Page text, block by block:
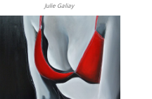
Julie Galiay